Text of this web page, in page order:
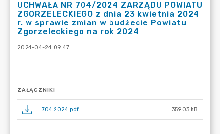
UCHWAŁA NR 704/2024 ZARZĄDU POWIATU
ZGORZELECKIEGO z dnia 23 kwietnia 2024
r. w sprawie zmian w budżecie Powiatu
Zgorzeleckiego na rok 2024
2024-04-24 09:47
ZAŁĄCZNIKI
704.2024.pdf 359.03 KB